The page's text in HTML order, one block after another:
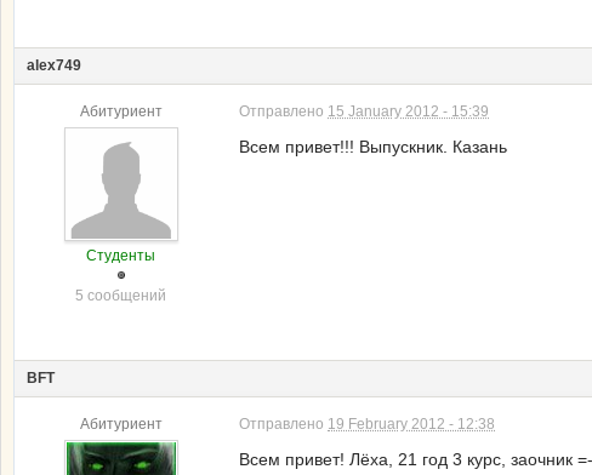
alex749
Абитуриент
Студенты
5 сообщений
Отправлено 15 January 2012 - 15:39
Всем привет!!! Выпускник. Казань
BFT
Абитуриент Отправлено 19 February 2012 - 12:38
Всем привет! Лёха, 21 год 3 курс, заочник